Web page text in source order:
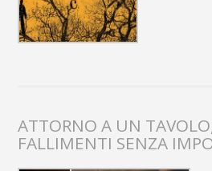
ATTORNO A UN
FALLIMENTI SENZA